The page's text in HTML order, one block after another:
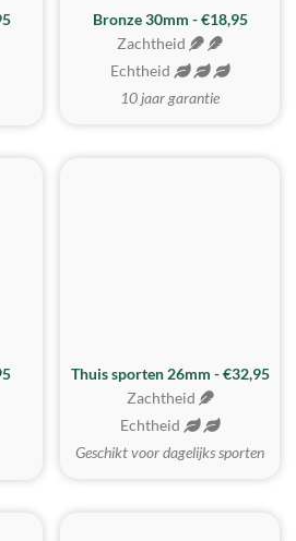
BESTE KOOP
Bronze 30mm - €18,95
Zachtheid
Echtheid
10 jaar garantie
Thuis sporten 26mm - €32,95
Zachtheid
Echtheid
Geschikt voor dagelijks sporten